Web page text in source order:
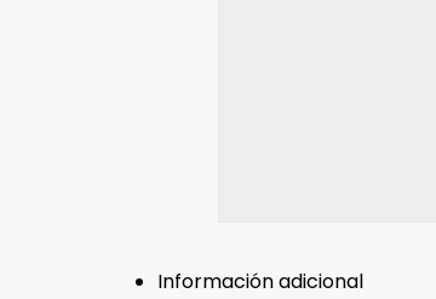
Información adicional